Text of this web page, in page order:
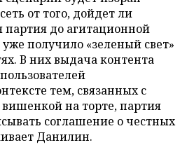
от того, дойдет ли
партия до агитационной
получило «зеленый свет»
В них выдача контента
тем, связанных с
на торте, партия
соглашение о честных
Данилин.